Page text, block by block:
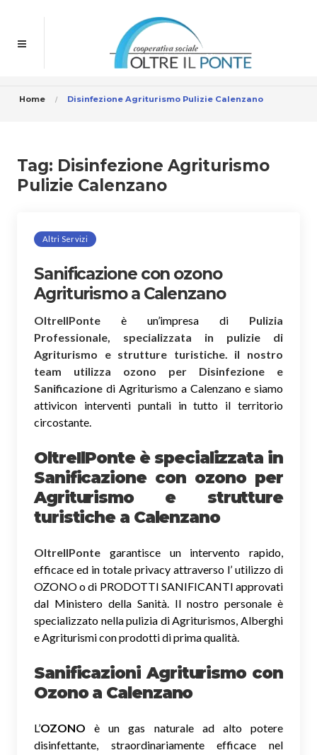
Home Disinfezione Agriturismo Pulizie Calenzano
Tag: Disinfezione Agriturismo
Pulizie Calenzano
Altri Servizi
Sanificazione con ozono
Agriturismo a Calenzano
OltreIlPonte è un’impresa di Pulizia
Professionale, specializzata in pulizie di
Agriturismo e strutture turistiche. il nostro
team utilizza ozono per Disinfezione e
Sanificazione di Agriturismo a Calenzano e siamo
attivicon interventi puntali in tutto il territorio
circostante.
OltreIlPonte è specializzata in
Sanificazione con ozono per
Agriturismo e strutture
turistiche a Calenzano
OltreIlPonte garantisce un intervento rapido,
efficace ed in totale privacy attraverso l’ utilizzo di
OZONO o di PRODOTTI SANIFICANTI approvati
dal Ministero della Sanità. Il nostro personale è
specializzato nella pulizia di Agriturismos, Alberghi
e Agriturismi con prodotti di prima qualità.
Sanificazioni Agriturismo con
Ozonoa Calenzano
L’OZONO è un gas naturale ad alto potere
disinfettante, straordinariamente efficace nel